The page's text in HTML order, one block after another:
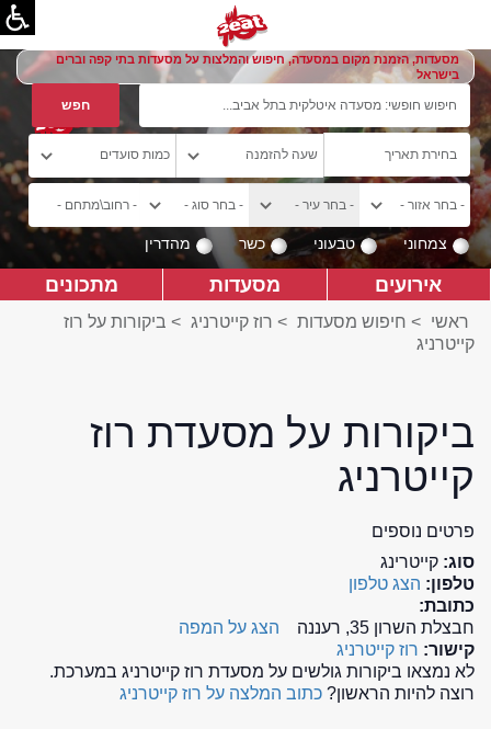
מסעדות, הזמנת מקום במסעדה, חיפוש והמלצות על מסעדות בתי קפה וברים
בישראל
צמחוני טבעוני כשר מהדרין
אירועים מסעדות מתכונים
ראשי > חיפוש מסעדות > רוז קייטרניג > ביקורות על רוז
קייטרניג
ביקורות על מסעדת רוז
קייטרניג
פרטים נוספים
סוג: קייטרינג
טלפון: הצג טלפון
כתובת:
חבצלת השרון 35, רעננה
הצג על המפה
קישור: רוז קייטרניג
לא נמצאו ביקורות גולשים על מסעדת רוז קייטרניג במערכת.
רוצה להיות הראשון? כתוב המלצה על רוז קייטרניג